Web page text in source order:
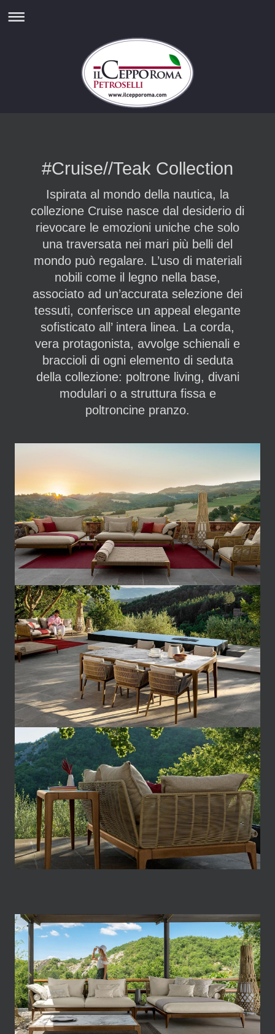
#Cruise//Teak Collection
Ispirata al mondo della nautica, la
collezione Cruise nasce dal desiderio di
rievocare le emozioni uniche che solo
una traversata nei mari più belli del
mondo può regalare. L’uso di materiali
nobili come il legno nella base,
associato ad un’accurata selezione dei
tessuti, conferisce un appeal elegante
sofisticato all’ intera linea. La corda,
vera protagonista, avvolge schienali e
braccioli di ogni elemento di seduta
della collezione: poltrone living, divani
modulari o a struttura fissa e
poltroncine pranzo.